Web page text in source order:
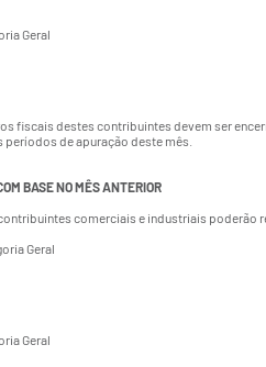
Geral
fiscais destes contribuintes devem ser
de apuração deste mês.
BASE NO MÊS ANTERIOR
comerciais e industriais poderão
Geral
Geral